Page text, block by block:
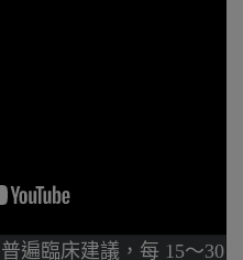
普遍臨床建議，每 15～30